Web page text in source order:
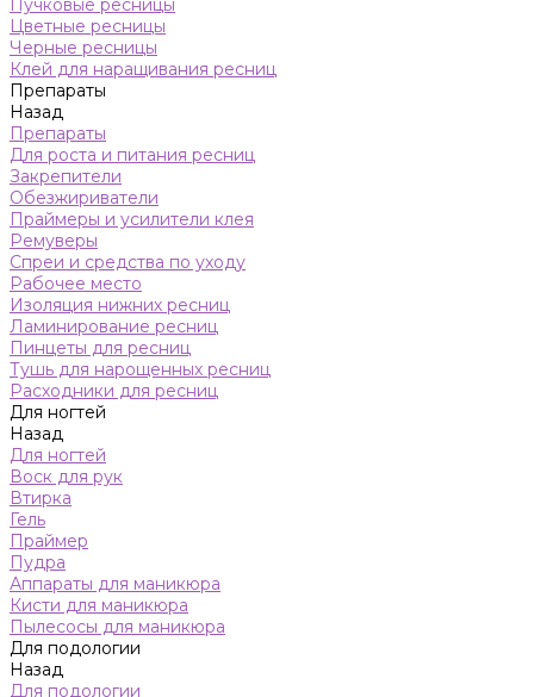
Пучковые ресницы
Цветные ресницы
Черные ресницы
Клей для наращивания ресниц
Препараты
Назад
Препараты
Для роста и питания ресниц
Закрепители
Обезжириватели
Праймеры и усилители клея
Ремуверы
Спреи и средства по уходу
Рабочее место
Изоляция нижних ресниц
Ламинирование ресниц
Пинцеты для ресниц
Тушь для нарощенных ресниц
Расходники для ресниц
Для ногтей
Назад
Для ногтей
Воск для рук
Втирка
Гель
Праймер
Пудра
Аппараты для маникюра
Кисти для маникюра
Пылесосы для маникюра
Для подологии
Назад
Для подологии